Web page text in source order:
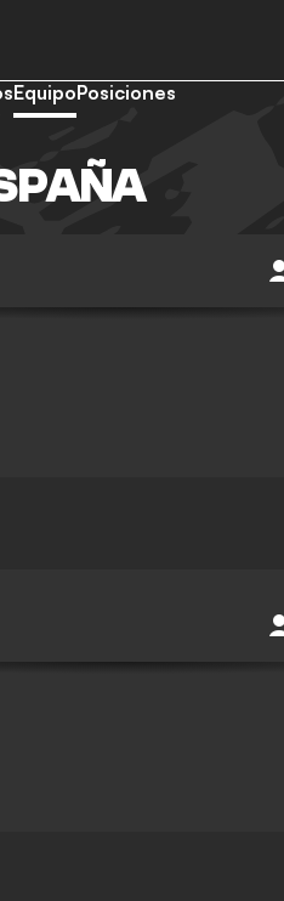
EquipoPosiciones